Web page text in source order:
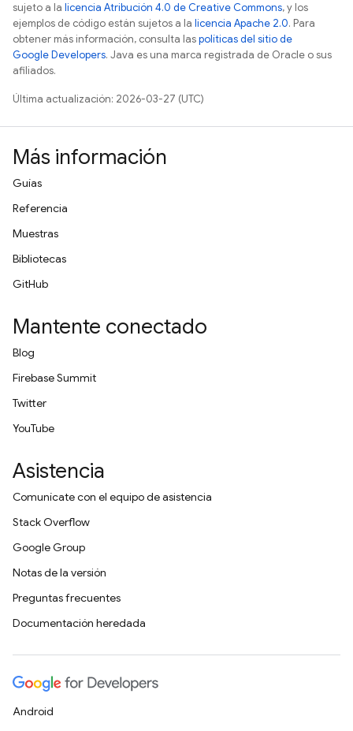
sujeto a la licencia Atribución 4.0 de Creative Commons, y los
ejemplos de código están sujetos a la licencia Apache 2.0. Para
obtener más información, consulta laspolíticas del sitio de
Google Developers. Java es una marca registrada de Oracle o sus
afiliados.
Última actualización: 2026-03-27 (UTC)
Más información
Guías
Referencia
Muestras
Bibliotecas
GitHub
Mantente conectado
Blog
Firebase Summit
Twitter
YouTube
Asistencia
Comunícate con el equipo de asistencia
Stack Overflow
Google Group
Notas de la versión
Preguntas frecuentes
Documentación heredada
Android